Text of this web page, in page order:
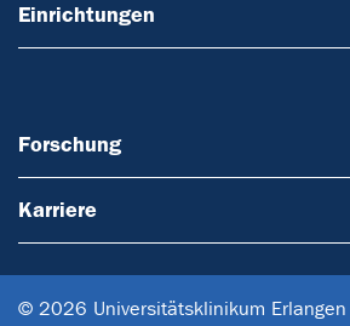
Einrichtungen
Forschung
Karriere
© 2026 Universitätsklinikum Erlangen